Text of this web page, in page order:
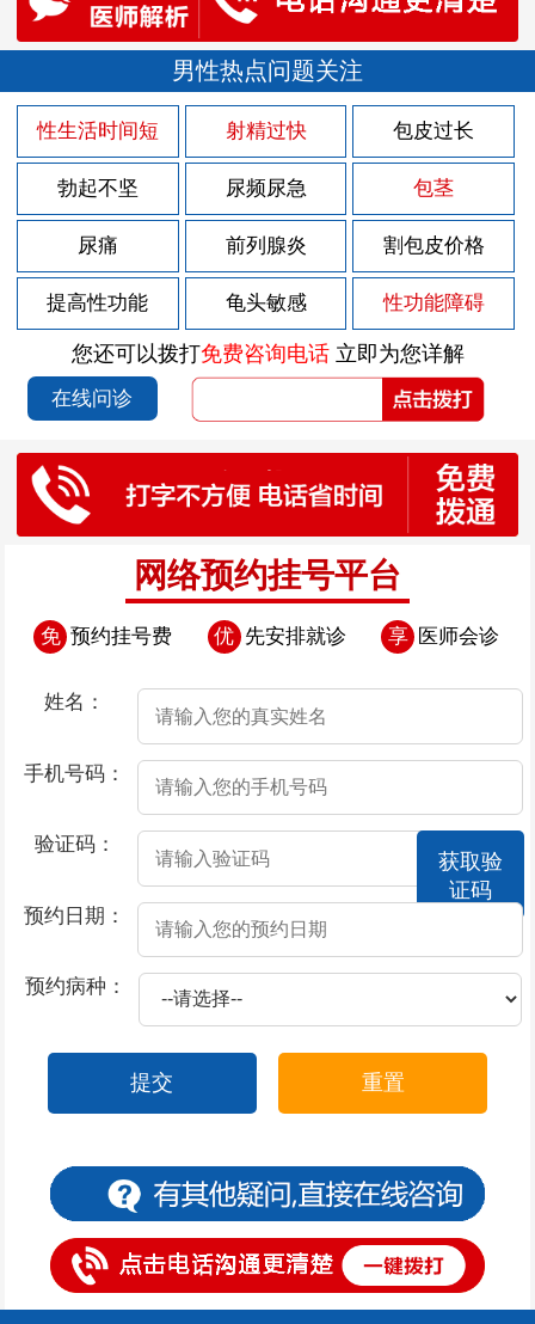
尿道灼热有什么症状
尿道灼热什么原因引起
尿道周围长小疙瘩是怎么回事 2026-07-30
导致前列腺炎病发的原因是什么 2026-07-30
男性患上前列腺炎会出现什么伤害 2026-07-30
男性患上前列腺炎的病因有什么 2026-07-30
男性急性前列腺炎的危害有哪些？ 2026-07-30
慢性前列腺炎会造成什么样的危害 2026-07-30
尿道后面有小颗粒 2026-07-28
尿道口边上的肉芽 2026-07-25
男性患上早泄有哪些表现 2026-07-24
导致早泄发生的原因是什么 2026-07-24
导致男性患上早泄的原因都是些什么
导致早泄发生的因素存在哪些
导致男性患上早泄的原因有哪些 2026-07-24
尿道口边上有小肉粒是怎么回事 2026-07-23
尿道口瘙痒起红点
尿道口瘙痒尿道口肉芽
男人预防阳痿要怎么做呢 2026-07-18
2026-07-18
男性出现了阳痿疾病该怎么办 2026-07-18
男性不能晨勃是不是阳痿 2026-07-18
男人惹上阳痿必知的饮食宜忌 2026-07-18
尿道口早晨流脓
尿道口上面有几个水泡 2026-07-14
包皮过长、包茎有什么区别 2026-07-13
包皮过长导致早泄 2026-07-13
包皮过长的诱发因素是什么 2026-07-13
男性热点问题关注
性生活时间短 射精过快 包皮过长
勃起不坚 尿频尿急 包茎
尿痛 前列腺炎 割包皮价格
提高性功能 龟头敏感 性功能障碍
您还可以拨打免费咨询电话立即为您详解
在线问诊
网络预约挂号平台
免 预约挂号费 优 先安排就诊 享 医师会诊
姓名：
手机号码：
验证码：
获取验
证码
预约日期：
预约病种：
提交 重置